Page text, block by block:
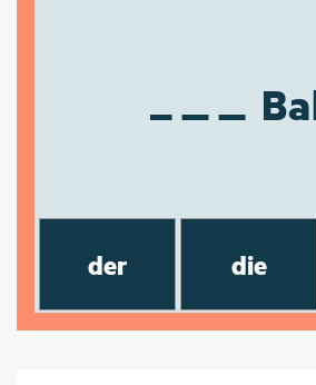
der die